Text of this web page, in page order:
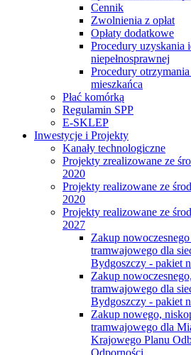
Cennik
Zwolnienia z opłat
Opłaty dodatkowe
Procedury uzyskania
niepełnosprawnej
Procedury
mieszkańca
Płać komórką
Regulamin SPP
E-SKLEP
Inwestycje i Projekty
Kanały technologiczne
Projekty zrealizowane ze
2020
Projekty realizowane ze
2020
Projekty realizowane ze
2027
Zakup
tramwajowego dla
Bydgoszczy - pakiet
Zakup
tramwajowego dla
Bydgoszczy - pakiet
Zakup nowego,
tramwajowego dla
Krajowego Planu
Odporności